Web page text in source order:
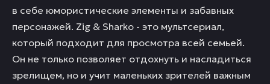
в себе юмористические элементы и забавных
персонажей. Zig & Sharko - это мультсериал,
который подходит для просмотра всей семьей.
Он не только позволяет отдохнуть и насладиться
зрелищем, но и учит маленьких зрителей важным